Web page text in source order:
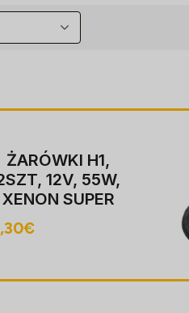
Hoiatustuli
BEACON, 12-24V,
LED, magnet
MOUNT, ECE
R10,
koos pistik